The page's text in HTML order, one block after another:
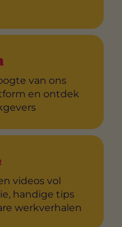
van ons
en ontdek
videos vol
handige tips
werkverhalen